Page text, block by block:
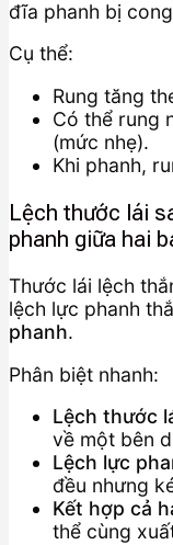
đĩa phanh bị
Cụ thể:
Rung tăng
Có thể rung
(mức nhẹ).
Khi phanh,
Lệch thước lái
phanh giữa hai
Thước lái lệch
lệch lực phanh
phanh.
Phân biệt nhanh:
Lệch thước
về một bên
Lệch lực
đều nhưng
Kết hợp cả
thể cùng